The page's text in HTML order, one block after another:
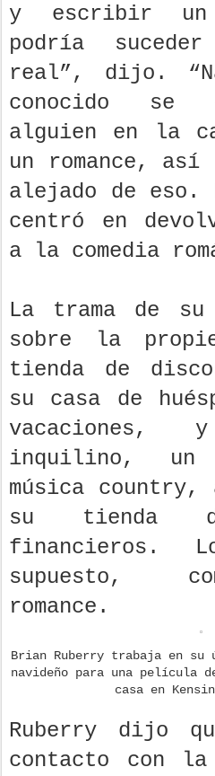
y escribir un
podría
real”, dijo.
conocido se
alguien en la
un romance, así
alejado de eso.
centró en
a la comedia
La trama de
sobre la
tienda de
su casa de
vacaciones,
inquilino, un
música country,
su tienda
financieros.
supuesto,
romance.
Brian Ruberry trabaja en su
navideño para una película
casa en
Ruberry dijo
contacto con